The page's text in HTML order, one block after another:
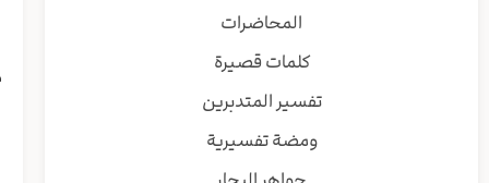
المحاضرات
كلمات قصيرة
تفسير المتدبرين
ومضة تفسيرية